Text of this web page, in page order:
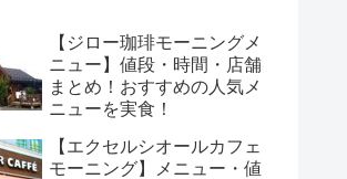
【ジロー珈琲モーニングメ
ニュー】値段・時間・店舗
まとめ！おすすめの人気メ
ニューを実食！
【エクセルシオールカフェ
モーニング】メニュー・値